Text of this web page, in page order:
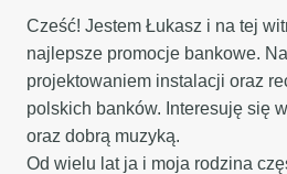
Cześć! Jestem Łukasz i na tej
najlepsze promocje bankowe.
projektowaniem instalacji oraz
polskich banków. Interesuję się
oraz dobrą muzyką.
Od wielu lat ja i moja rodzina